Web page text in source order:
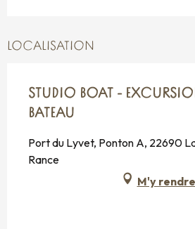
LOCALISATION
STUDIO BOAT -
BATEAU
Port du Lyvet, Ponton A, 22690
Rance
M'y rendre